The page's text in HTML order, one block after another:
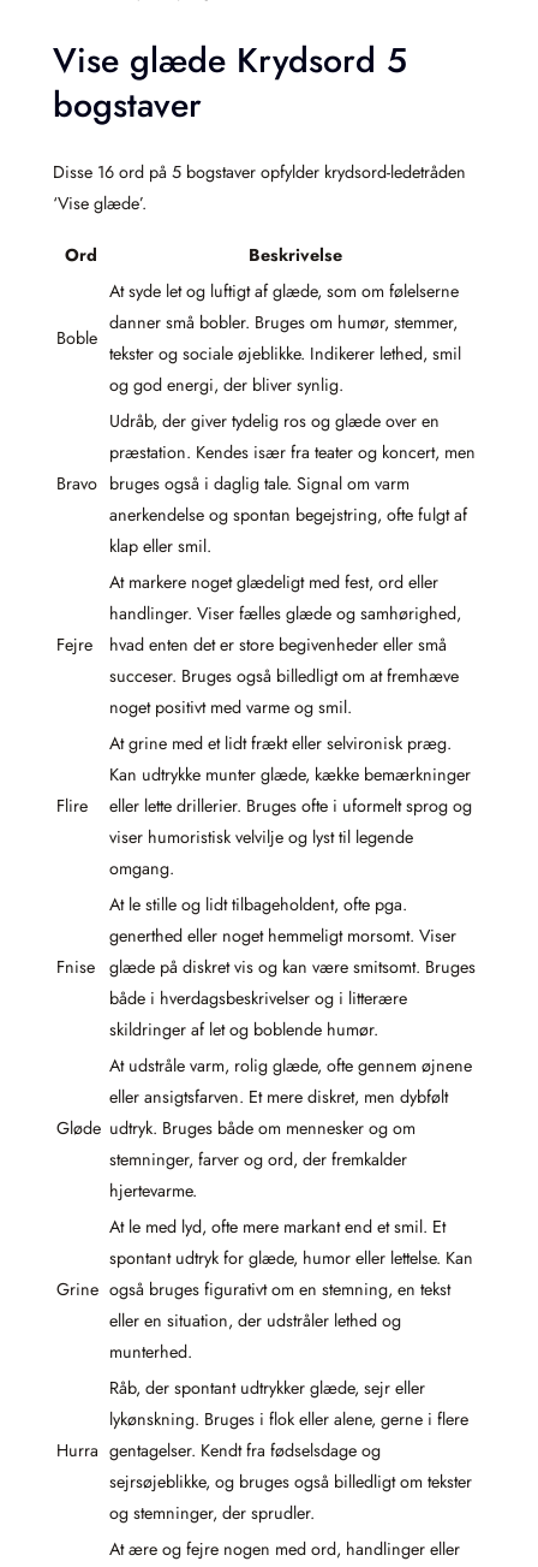
Vise glæde Krydsord 5
bogstaver
Disse 16 ord på 5 bogstaver opfylder krydsord-ledetråden
‘Vise glæde’.
Ord Beskrivelse
Boble
At syde let og luftigt af glæde, som om følelserne
danner små bobler. Bruges om humør, stemmer,
tekster og sociale øjeblikke. Indikerer lethed, smil
og god energi, der bliver synlig.
Bravo
Udråb, der giver tydelig ros og glæde over en
præstation. Kendes især fra teater og koncert, men
bruges også i daglig tale. Signal om varm
anerkendelse og spontan begejstring, ofte fulgt af
klap eller smil.
Fejre
At markere noget glædeligt med fest, ord eller
handlinger. Viser fælles glæde og samhørighed,
hvad enten det er store begivenheder eller små
succeser. Bruges også billedligt om at fremhæve
noget positivt med varme og smil.
Flire
At grine med et lidt frækt eller selvironisk præg.
Kan udtrykke munter glæde, kække bemærkninger
eller lette drillerier. Bruges ofte i uformelt sprog og
viser humoristisk velvilje og lyst til legende
omgang.
Fnise
At le stille og lidt tilbageholdent, ofte pga.
generthed eller noget hemmeligt morsomt. Viser
glæde på diskret vis og kan være smitsomt. Bruges
både i hverdagsbeskrivelser og i litterære
skildringer af let og boblende humør.
Gløde
At udstråle varm, rolig glæde, ofte gennem øjnene
eller ansigtsfarven. Et mere diskret, men dybfølt
udtryk. Bruges både om mennesker og om
stemninger, farver og ord, der fremkalder
hjertevarme.
Grine
At le med lyd, ofte mere markant end et smil. Et
spontant udtryk for glæde, humor eller lettelse. Kan
også bruges figurativt om en stemning, en tekst
eller en situation, der udstråler lethed og
munterhed.
Hurra
Råb, der spontant udtrykker glæde, sejr eller
lykønskning. Bruges i flok eller alene, gerne i flere
gentagelser. Kendt fra fødselsdage og
sejrsøjeblikke, og bruges også billedligt om tekster
og stemninger, der sprudler.
At ære og fejre nogen med ord, handlinger eller